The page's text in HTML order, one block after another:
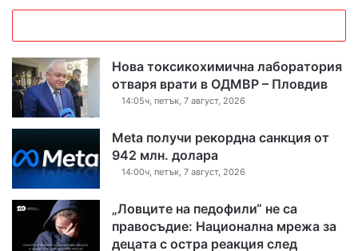
Нова токсикохимична лаборатория
отваря врати в ОДМВР – Пловдив
14:05ч, петък, 7 август, 2026
Meta получи рекордна санкция от
942 млн. долара
14:00ч, петък, 7 август, 2026
„Ловците на педофили“ не са
правосъдие: Национална мрежа за
децата с остра реакция след